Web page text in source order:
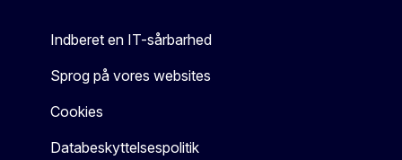
Indberet en IT-sårbarhed
Sprog på vores websites
Cookies
Databeskyttelsespolitik